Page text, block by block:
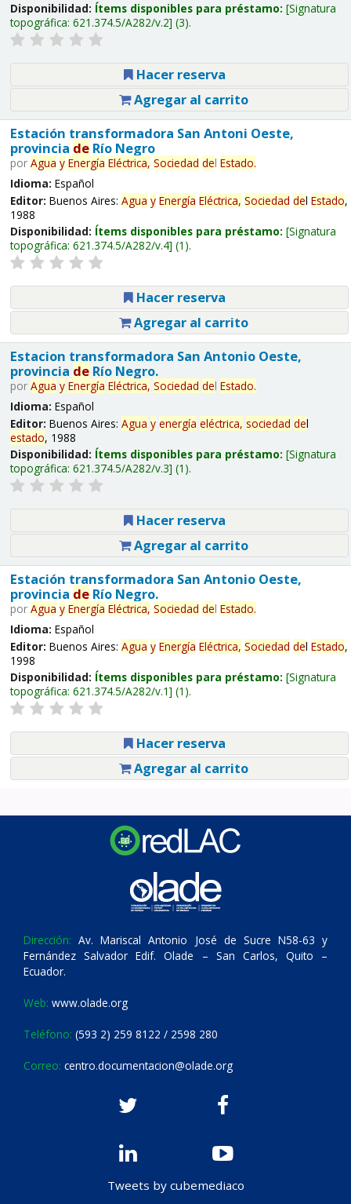
Disponibilidad: Ítems disponibles para préstamo: Signatura
topográfica: 621.374.5/A282/v.2 (3).
Hacer reserva
Agregar al carrito
Estación transformadora San Antoni Oeste,
provincia deRío Negro
por Agua y Energía Eléctrica, Sociedad del Estado.
Idioma: Español
Editor: Buenos Aires: Agua y Energía Eléctrica, Sociedad del Estado,
1988
Disponibilidad: Ítems disponibles para préstamo: Signatura
topográfica: 621.374.5/A282/v.4 (1).
Hacer reserva
Agregar al carrito
Estacion transformadora San Antonio Oeste,
provincia deRío Negro.
por Agua y Energía Eléctrica, Sociedad del Estado.
Idioma: Español
Editor: Buenos Aires: Agua y energía eléctrica, sociedad del
estado, 1988
Disponibilidad: Ítems disponibles para préstamo: Signatura
topográfica: 621.374.5/A282/v.3 (1).
Hacer reserva
Agregar al carrito
Estación transformadora San Antonio Oeste,
provincia deRío Negro.
por Agua y Energía Eléctrica, Sociedad del Estado.
Idioma: Español
Editor: Buenos Aires: Agua y Energía Eléctrica, Sociedad del Estado,
1998
Disponibilidad: Ítems disponibles para préstamo: Signatura
topográfica: 621.374.5/A282/v.1 (1).
Hacer reserva
Agregar al carrito
Dirección: Av. Mariscal Antonio José de Sucre N58-63 y
Fernández Salvador Edif. Olade – San Carlos, Quito –
Ecuador.
Web: www.olade.org
Teléfono: (593 2) 259 8122 / 2598 280
Correo: centro.documentacion@olade.org
Tweets by cubemediaco